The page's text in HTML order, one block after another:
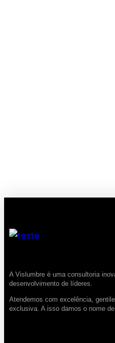
A Vislumbre é uma consultoria
desenvolvimento de líderes.
Atendemos com excelência,
exclusiva. A isso damos o nome